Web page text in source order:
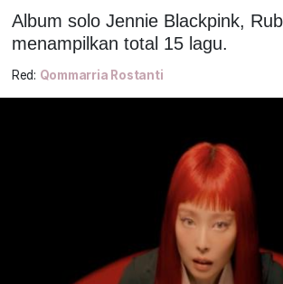
Album solo Jennie Blackpink,
menampilkan total 15 lagu.
Red: Qommarria Rostanti